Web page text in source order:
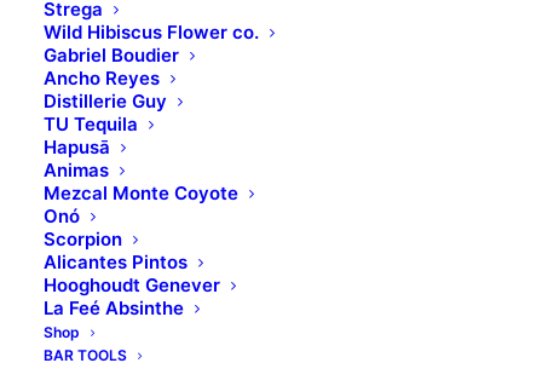
Strega
Wild Hibiscus Flower co.
Gabriel Boudier
Ancho Reyes
Distillerie Guy
TU Tequila
Hapusā
Animas
Mezcal Monte Coyote
Onó
Scorpion
Alicantes Pintos
Hooghoudt Genever
La Feé Absinthe
Shop
BAR TOOLS
Home Uncategorized
VASO VELADORA
2.00